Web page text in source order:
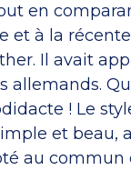
en
et à la
Il avait
allemands.
! Le
et beau,
au commun